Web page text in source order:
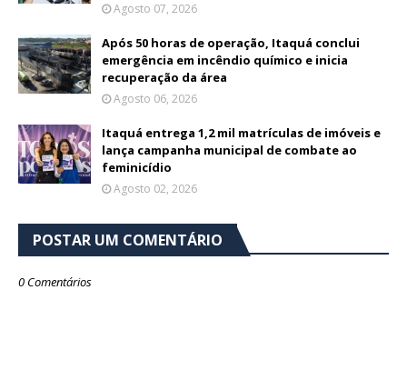
Agosto 07, 2026
Após 50 horas de operação, Itaquá conclui
emergência em incêndio químico e inicia
recuperação da área
Agosto 06, 2026
Itaquá entrega 1,2 mil matrículas de imóveis e
lança campanha municipal de combate ao
feminicídio
Agosto 02, 2026
POSTAR UM COMENTÁRIO
0 Comentários